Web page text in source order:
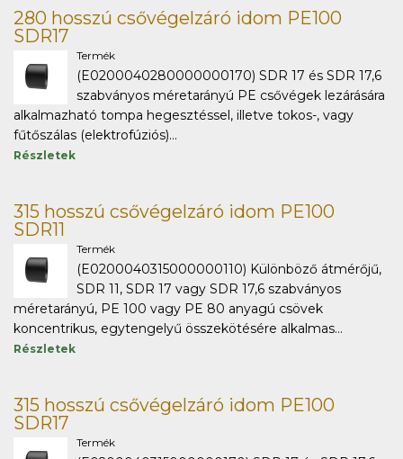
280 hosszú csővégelzáró idom PE100
SDR17
Termék
(E0200040280000000170) SDR 17 és SDR 17,6
szabványos méretarányú PE csővégek lezárására
alkalmazható tompa hegesztéssel, illetve tokos-, vagy
fűtőszálas (elektrofúziós)...
Részletek
315 hosszú csővégelzáró idom PE100
SDR11
Termék
(E0200040315000000110) Különböző átmérőjű,
SDR 11, SDR 17 vagy SDR 17,6 szabványos
méretarányú, PE 100 vagy PE 80 anyagú csövek
koncentrikus, egytengelyű összekötésére alkalmas...
Részletek
315 hosszú csővégelzáró idom PE100
SDR17
Termék